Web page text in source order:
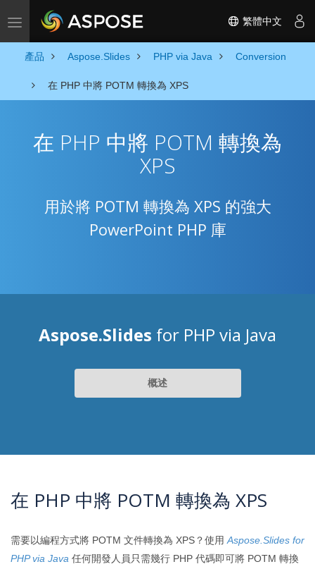
Toggle navigation 繁體中文
產品 Aspose.Slides PHP via Java Conversion
在 PHP 中將 POTM 轉換為 XPS
在 PHP 中將 POTM 轉換為
XPS
用於將 POTM 轉換為 XPS 的強大
PowerPoint PHP 庫
Aspose.Slides for PHP via Java
概述
在 PHP 中將 POTM 轉換為 XPS
需要以編程方式將 POTM 文件轉換為 XPS？使用 Aspose.Slides for
PHP via Java 任何開發人員只需幾行 PHP 代碼即可將 POTM 轉換